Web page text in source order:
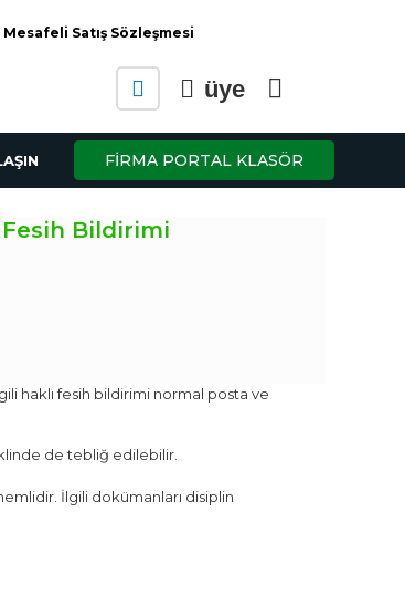
Mesafeli Satış Sözleşmesi
üye
FİRMA PORTAL KLASÖR
Bildirimi
haklı fesih bildirimi normal posta ve
de tebliğ edilebilir.
İlgili dokümanları disiplin